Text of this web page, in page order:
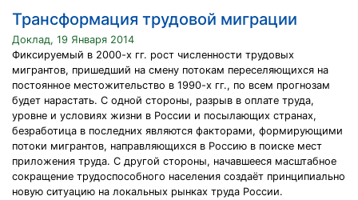
Трансформация трудовой миграции
Доклад, 19 Января 2014
Фиксируемый в 2000-х гг. рост численности трудовых
мигрантов, пришедший на смену потокам переселяющихся на
постоянное местожительство в 1990-х гг., по всем прогнозам
будет нарастать. С одной стороны, разрыв в оплате труда,
уровне и условиях жизни в России и посылающих странах,
безработица в последних являются факторами, формирующими
потоки мигрантов, направляющихся в Россию в поиске мест
приложения труда. С другой стороны, начавшееся масштабное
сокращение трудоспособного населения создаёт принципиально
новую ситуацию на локальных рынках труда России.